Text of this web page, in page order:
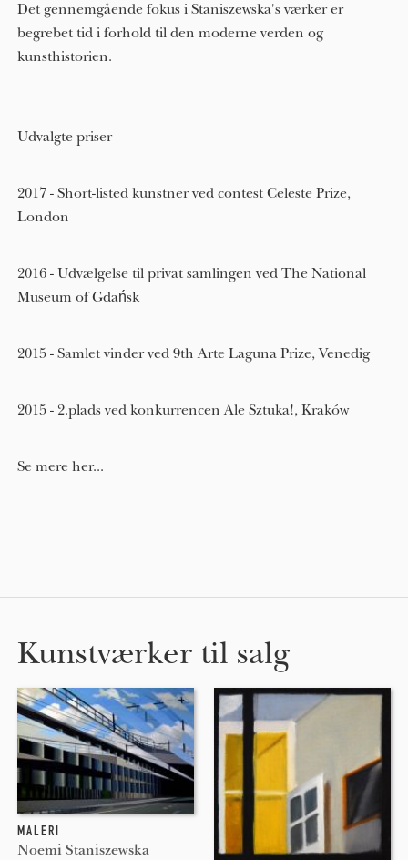
Det gennemgående fokus i Staniszewska's værker er
begrebet tid i forhold til den moderne verden og
kunsthistorien.
Udvalgte priser
2017 - Short-listed kunstner ved contest Celeste Prize,
London
2016 - Udvælgelse til privat samlingen ved The National
Museum of Gdańsk
2015 - Samlet vinder ved 9th Arte Laguna Prize, Venedig
2015 - 2.plads ved konkurrencen Ale Sztuka!, Kraków
Se mere her...
Kunstværker til salg
MALERI
Noemi Staniszewska